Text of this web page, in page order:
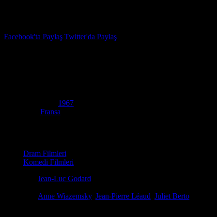
Facebook'ta Paylaş Twitter'da Paylaş
1967
Fransa
Dram Filmleri
Komedi Filmleri
Jean-Luc Godard
Anne Wiazemsky, Jean-Pierre Léaud Juliet Berto